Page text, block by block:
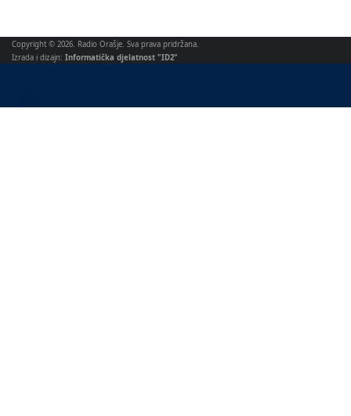
Copyright © 2026. Radio Orašje. Sva prava pridržana.
Izrada i dizajn: Informatička djelatnost "ID2"